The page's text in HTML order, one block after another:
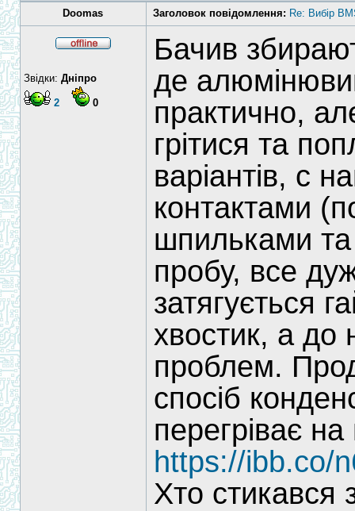
Doomas Заголовок повідомлення: Re: Вибір
Звідки: Дніпро
2 0
Бачив
де
практично,
грітися та
варіантів, с
контактами
шпильками та
пробу, все
затягується
хвостик, а до
проблем.
спосіб
перегріває на
https://ibb.co/
Хто